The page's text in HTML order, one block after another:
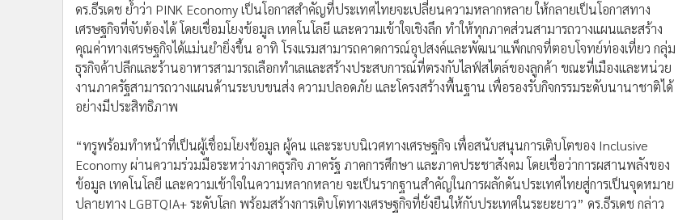
ดร.ธีรเดช ย้ำว่า PINK Economy เป็นโอกาสสำคัญที่ประเทศไทยจะเปลี่ยนความหลากหลาย ให้กลายเป็นโอกาสทาง
เศรษฐกิจที่จับต้องได้ โดยเชื่อมโยงข้อมูล เทคโนโลยี และความเข้าใจเชิงลึก ทำให้ทุกภาคส่วนสามารถวางแผนและสร้าง
คุณค่าทางเศรษฐกิจได้แม่นยำยิ่งขึ้น อาทิ โรงแรมสามารถคาดการณ์อุปสงค์และพัฒนาแพ็กเกจที่ตอบโจทย์ท่องเที่ยว กลุ่ม
ธุรกิจค้าปลีกและร้านอาหารสามารถเลือกทำเลและสร้างประสบการณ์ที่ตรงกับไลฟ์สไตล์ของลูกค้า ขณะที่เมืองและหน่วย
งานภาครัฐสามารถวางแผนด้านระบบขนส่ง ความปลอดภัย และโครงสร้างพื้นฐาน เพื่อรองรับกิจกรรมระดับนานาชาติได้
อย่างมีประสิทธิภาพ
“ทรูพร้อมทำหน้าที่เป็นผู้เชื่อมโยงข้อมูล ผู้คน และระบบนิเวศทางเศรษฐกิจ เพื่อสนับสนุนการเติบโตของ Inclusive
Economy ผ่านความร่วมมือระหว่างภาคธุรกิจ ภาครัฐ ภาคการศึกษา และภาคประชาสังคม โดยเชื่อว่าการผสานพลังของ
ข้อมูล เทคโนโลยี และความเข้าใจในความหลากหลาย จะเป็นรากฐานสำคัญในการผลักดันประเทศไทยสู่การเป็นจุดหมาย
ปลายทาง LGBTQIA+ ระดับโลก พร้อมสร้างการเติบโตทางเศรษฐกิจที่ยั่งยืนให้กับประเทศในระยะยาว” ดร.ธีรเดช กล่าว